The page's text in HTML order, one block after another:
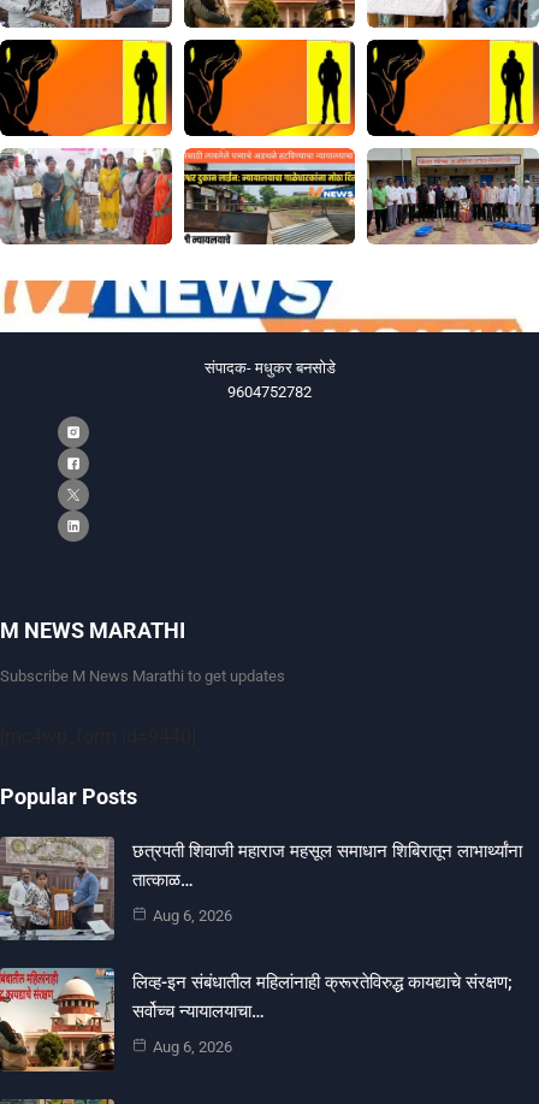
संपादक- मधुकर बनसोडे
9604752782
M NEWS MARATHI
Subscribe M News Marathi to get updates
Popular Posts
छत्रपती शिवाजी महाराज महसूल समाधान शिबिरातून लाभार्थ्यांना
तात्काळ…
Aug 6, 2026
लिव्ह-इन संबंधातील महिलांनाही क्रूरतेविरुद्ध कायद्याचे संरक्षण;
सर्वोच्च न्यायालयाचा…
Aug 6, 2026